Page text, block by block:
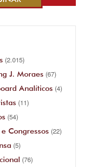
(2.015)
J. Moraes (67)
Analíticos (4)
(11)
(54)
Congressos (22)
(5)
(76)